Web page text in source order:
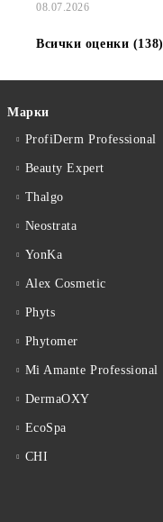
08.07.2026
Всички оценки (138)
Марки
ProfiDerm Professional
Beauty Expert
Thalgo
Neostrata
YonKa
Alex Cosmetic
Phyts
Phytomer
Mi Amante Professional
DermaOXY
EcoSpa
CHI